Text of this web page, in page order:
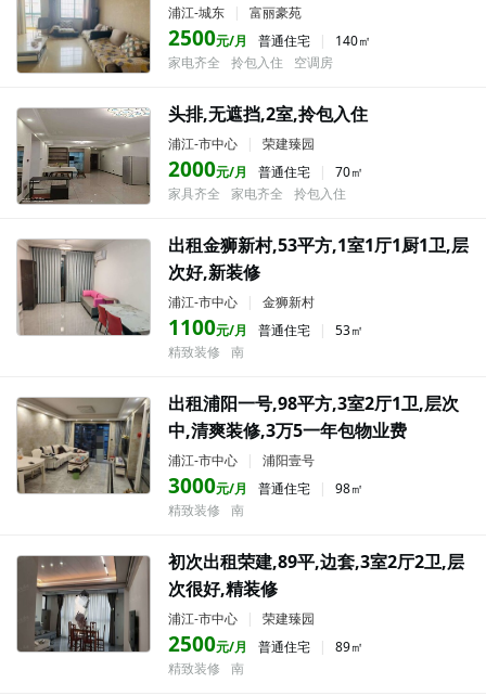
浦江-城东 | 富丽豪苑
2500元/月 普通住宅 |
140㎡
家电齐全
拎包入住 空调房
头排,无遮挡,2室,拎包入住
浦江-市中心 | 荣建臻园
2000元/月 普通住宅 |
70㎡
家具齐全
家电齐全 拎包入住
出租金狮新村,53平方,1室1厅1厨1卫,层
次好,新装修
浦江-市中心 | 金狮新村
1100元/月 普通住宅 |
53㎡
精致装修
南
出租浦阳一号,98平方,3室2厅1卫,层次
中,清爽装修,3万5一年包物业费
浦江-市中心 | 浦阳壹号
3000元/月 普通住宅 |
98㎡
精致装修
南
初次出租荣建,89平,边套,3室2厅2卫,层
次很好,精装修
浦江-市中心 | 荣建臻园
2500元/月 普通住宅 |
89㎡
精致装修
南